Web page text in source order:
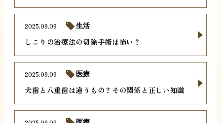
しこりの治療法の切除手術は怖い？
2025.09.09 生活
犬歯と八重歯は違うもの？その関係と正しい知識
2025.09.09 医療